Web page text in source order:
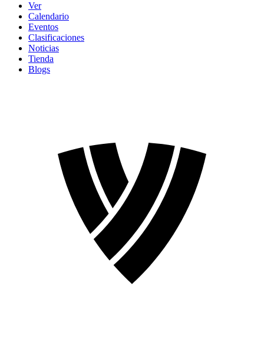
Ver
Calendario
Eventos
Clasificaciones
Noticias
Tienda
Blogs